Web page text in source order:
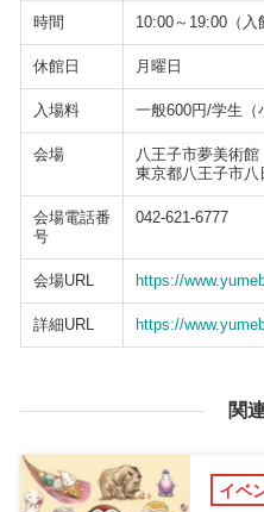
時間 10:00～19:00（入
休館日 月曜日
入場料 一般600円/学生（
会場
八王子市夢美術館
東京都八王子市
会場電話番
号
042-621-6777
会場URL https://
詳細URL https://
関
イベ